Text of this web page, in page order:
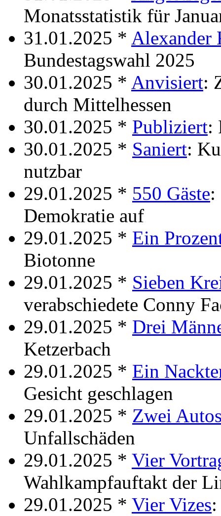
Monatsstatistik für
31.01.2025 * Alexander
Bundestagswahl 2025
30.01.2025 * Anvisiert:
durch Mittelhessen
30.01.2025 * Publiziert:
30.01.2025 * Saniert:
nutzbar
29.01.2025 * 550 Gäste:
Demokratie auf
29.01.2025 * Ein
Biotonne
29.01.2025 * Sieben
verabschiedete Conny
29.01.2025 * Drei
Ketzerbach
29.01.2025 * Ein
Gesicht geschlagen
29.01.2025 * Zwei
Unfallschäden
29.01.2025 * Vier
Wahlkampfauftakt der
29.01.2025 * Vier Vizes